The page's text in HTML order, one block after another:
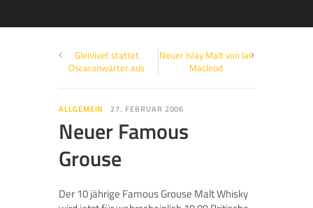
Glenlivet stattet
Oscaranwärter aus
Neuer Islay Malt von Ian
Macleod
ALLGEMEIN 27. FEBRUAR 2006
Neuer Famous
Grouse
Der 10 jährige Famous Grouse Malt Whisky